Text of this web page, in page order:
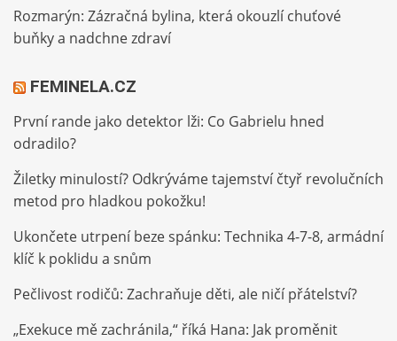
Rozmarýn: Zázračná bylina, která okouzlí chuťové
buňky a nadchne zdraví
FEMINELA.CZ
První rande jako detektor lži: Co Gabrielu hned
odradilo?
Žiletky minulostí? Odkrýváme tajemství čtyř revolučních
metod pro hladkou pokožku!
Ukončete utrpení beze spánku: Technika 4-7-8, armádní
klíč k poklidu a snům
Pečlivost rodičů: Zachraňuje děti, ale ničí přátelství?
„Exekuce mě zachránila,“ říká Hana: Jak proměnit